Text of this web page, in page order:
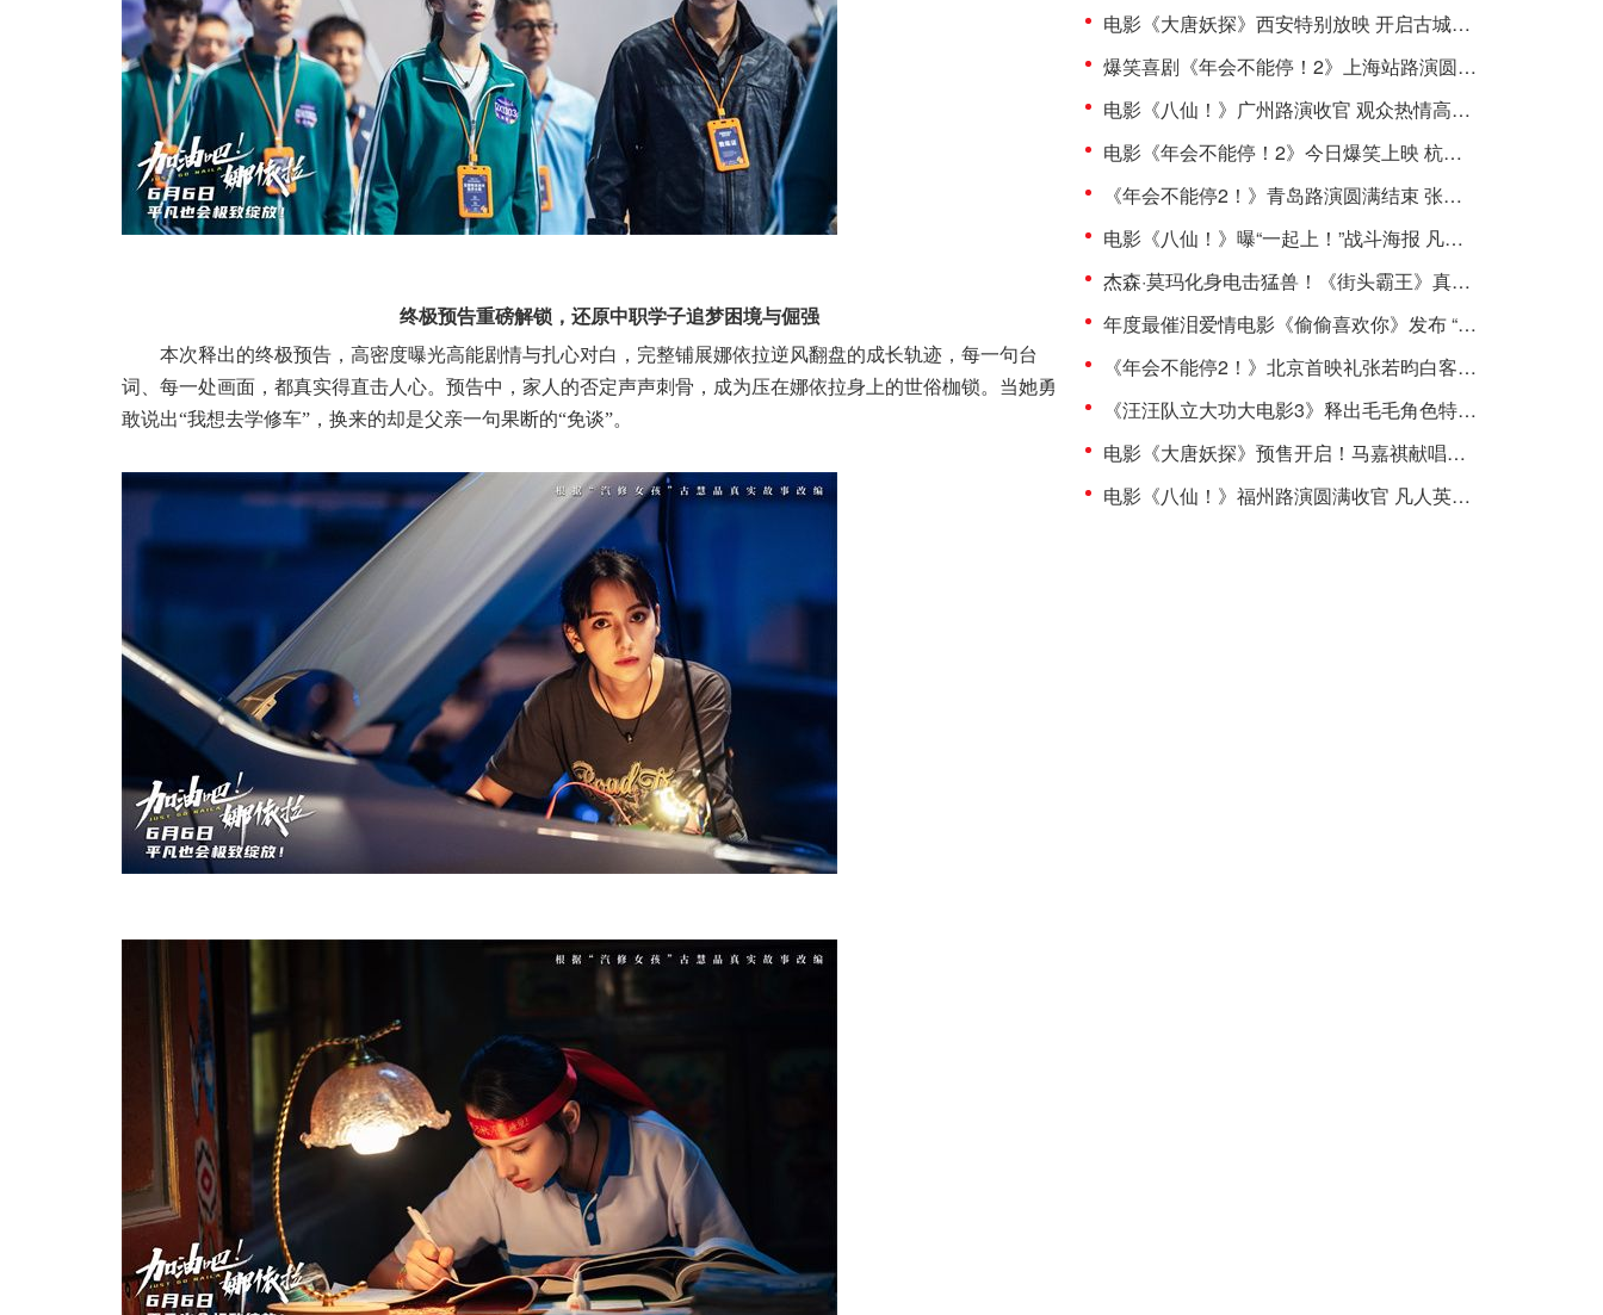
终极预告重磅解锁，还原中职学子追梦困境与倔强
本次释出的终极预告，高密度曝光高能剧情与扎心对白，完整铺展娜依拉逆风翻盘的成长轨迹，每一句台
词、每一处画面，都真实得直击人心。预告中，家人的否定声声刺骨，成为压在娜依拉身上的世俗枷锁。当她勇
敢说出“我想去学修车”，换来的却是父亲一句果断的“免谈”。
电影《大唐妖探》西安特别放映 开启古城合家欢奇幻冒险！
爆笑喜剧《年会不能停！2》上海站路演圆满完成 花式整活走心互动有笑有料
电影《八仙！》广州路演收官 观众热情高涨主创收获“粤”式惊喜
电影《年会不能停！2》今日爆笑上映 杭州站路演抽象整活不能停
《年会不能停2！》青岛路演圆满结束 张若昀白客大鹏田雨笑梗包袱接连不断
电影《八仙！》曝“一起上！”战斗海报 凡人集结共赴终极决战
杰森·莫玛化身电击猛兽！《街头霸王》真人电影布兰卡单人预告震撼发布
年度最催泪爱情电影《偷偷喜欢你》发布 “夏日恋恋” 版预告 七夕解锁盛夏暗恋毕业季离别遗憾
《年会不能停2！》北京首映礼张若昀白客现场爆笑整活 六城路演今日开启引爆暑期狂欢
《汪汪队立大功大电影3》释出毛毛角色特辑 限时超前观影更快乐
电影《大唐妖探》预售开启！马嘉祺献唱主题曲《不退！》邀你共赴探案之旅
电影《八仙！》福州路演圆满收官 凡人英雄故事引发广泛共鸣